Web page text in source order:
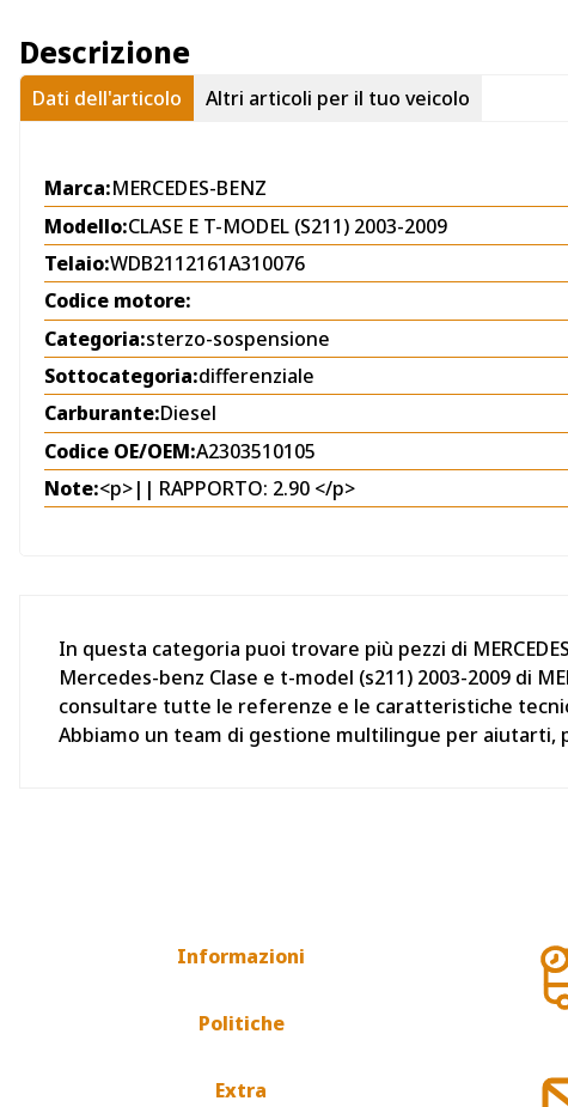
Descrizione
Dati dell'articolo Altri articoli per il tuo veicolo
Marca:MERCEDES-BENZ
Modello:CLASE E T-MODEL (S211) 2003-2009
Telaio:WDB2112161A310076
Codice motore:
Categoria:sterzo-sospensione
Sottocategoria:differenziale
Carburante:Diesel
Codice OE/OEM:A2303510105
Note:<p>|| RAPPORTO: 2.90 </p>
In questa categoria puoi trovare più pezzi di
Mercedes-benz Clase e t-model (s211) 2003-2009 di
consultare tutte le referenze e le caratteristiche
Abbiamo un team di gestione multilingue per
Informazioni
Politiche
Extra